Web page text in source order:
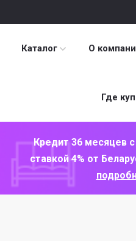
Каталог О
Где
Кредит 36 месяцев
ставкой 4% от